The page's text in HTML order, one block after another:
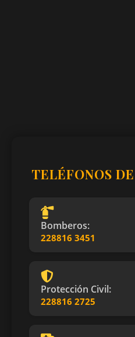
TELÉFONOS
Bomberos:
228816 3451
Protección Civil:
228816 2725